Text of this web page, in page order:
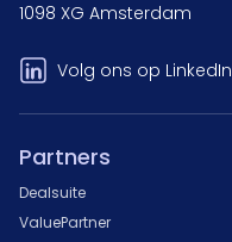
1098 XG Amsterdam
Volg ons op LinkedIn
Partners
Dealsuite
ValuePartner